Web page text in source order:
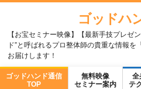
ゴッドハ
【お宝セミナー映像】【最新手技プレゼ
ド”と呼ばれるプロ整体師の貴重な情報
お届けします！
ゴッドハンド通信
TOP
無料映像
セミナー案内
全
テ